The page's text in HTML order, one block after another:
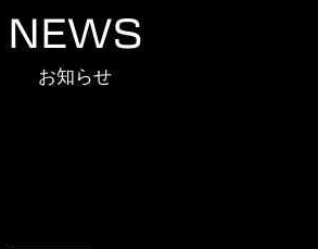
NEWS
お知らせ